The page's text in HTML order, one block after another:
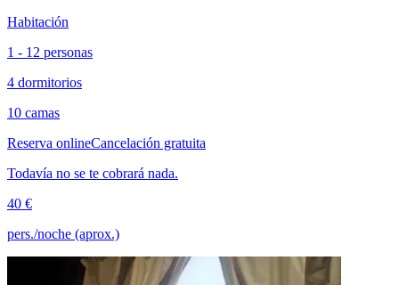
Habitación
1 - 12 personas
4 dormitorios
10 camas
Reserva onlineCancelación gratuita
Todavía no se te cobrará nada.
40 €
pers./noche (aprox.)